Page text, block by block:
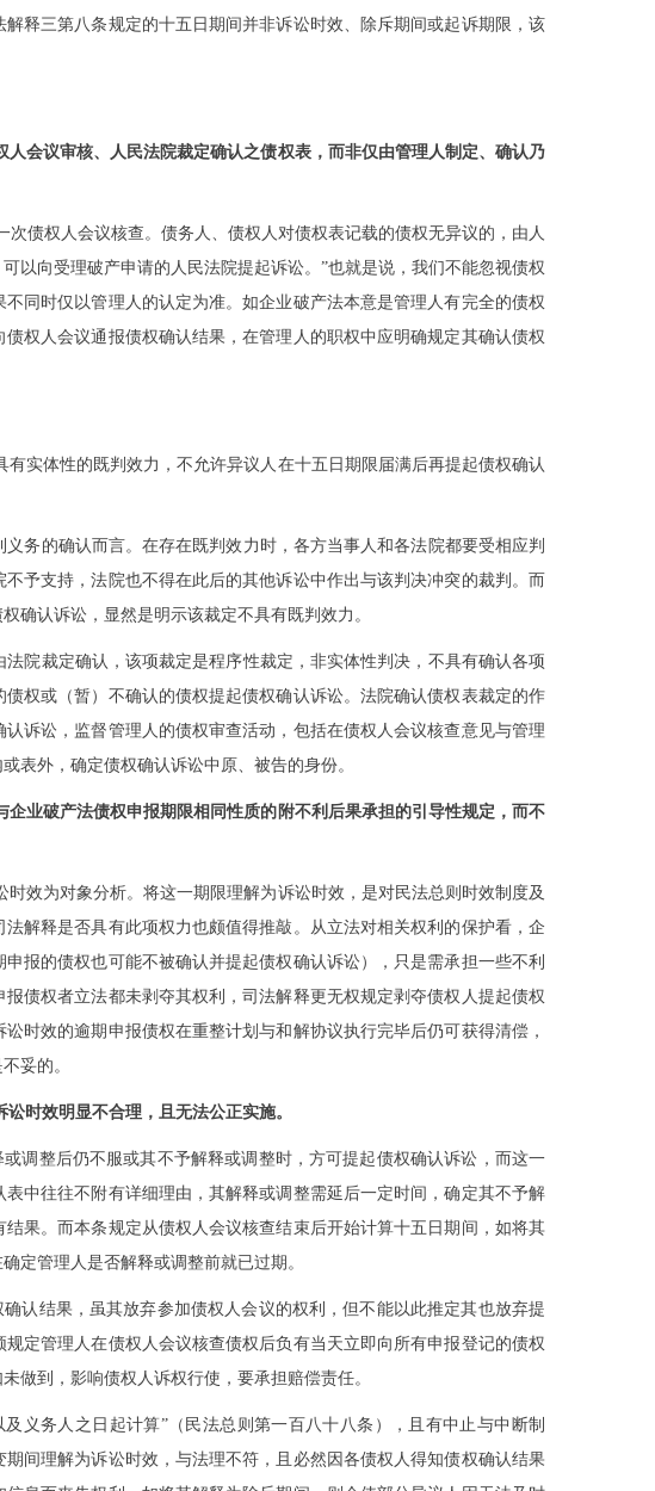
释三第八条规定的十五日期间并非诉讼时效、除斥期间或起诉期限，该
会议审核、人民法院裁定确认之债权表，而非仅由管理人制定、确认乃
债权人会议核查。债务人、债权人对债权表记载的债权无异议的，由人
以向受理破产申请的人民法院提起诉讼。”也就是说，我们不能忽视债权
同时仅以管理人的认定为准。如企业破产法本意是管理人有完全的债权
权人会议通报债权确认结果，在管理人的职权中应明确规定其确认债权
实体性的既判效力，不允许异议人在十五日期限届满后再提起债权确认
务的确认而言。在存在既判效力时，各方当事人和各法院都要受相应判
予支持，法院也不得在此后的其他诉讼中作出与该判决冲突的裁判。而
确认诉讼，显然是明示该裁定不具有既判效力。
院裁定确认，该项裁定是程序性裁定，非实体性判决，不具有确认各项
权或（暂）不确认的债权提起债权确认诉讼。法院确认债权表裁定的作
诉讼，监督管理人的债权审查活动，包括在债权人会议核查意见与管理
表外，确定债权确认诉讼中原、被告的身份。
企业破产法债权申报期限相同性质的附不利后果承担的引导性规定，而不
效为对象分析。将这一期限理解为诉讼时效，是对民法总则时效制度及
解释是否具有此项权力也颇值得推敲。从立法对相关权利的保护看，企
报的债权也可能不被确认并提起债权确认诉讼），只是需承担一些不利
债权者立法都未剥夺其权利，司法解释更无权规定剥夺债权人提起债权
时效的逾期申报债权在重整计划与和解协议执行完毕后仍可获得清偿，
妥的。
时效明显不合理，且无法公正实施。
调整后仍不服或其不予解释或调整时，方可提起债权确认诉讼，而这一
中往往不附有详细理由，其解释或调整需延后一定时间，确定其不予解
果。而本条规定从债权人会议核查结束后开始计算十五日期间，如将其
定管理人是否解释或调整前就已过期。
认结果，虽其放弃参加债权人会议的权利，但不能以此推定其也放弃提
定管理人在债权人会议核查债权后负有当天立即向所有申报登记的债权
做到，影响债权人诉权行使，要承担赔偿责任。
义务人之日起计算”（民法总则第一百八十八条），且有中止与中断制
间理解为诉讼时效，与法理不符，且必然因各债权人得知债权确认结果